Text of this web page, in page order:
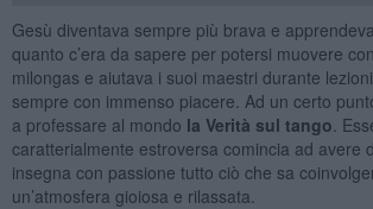
Gesù diventava sempre più brava e
quanto c’era da sapere per potersi muovere
milongas e aiutava i suoi maestri durante
sempre con immenso piacere. Ad un certo
a professare al mondo la Verità sul tango .
caratterialmente estroversa comincia ad avere
insegna con passione tutto ciò che sa
un’atmosfera gioiosa e rilassata.